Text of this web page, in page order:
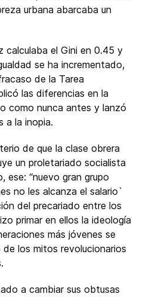
urbana abarcaba un
calculaba el Gini en 0.45 y
se ha incrementado,
de la Tarea
las diferencias en la
como nunca antes y lanzó
a la inopia.
de que la clase obrera
un proletariado socialista
ese: “nuevo gran grupo
no les alcanza el salario`
del precariado entre los
primar en ellos la ideología
más jóvenes se
los mitos revolucionarios
a cambiar sus obtusas